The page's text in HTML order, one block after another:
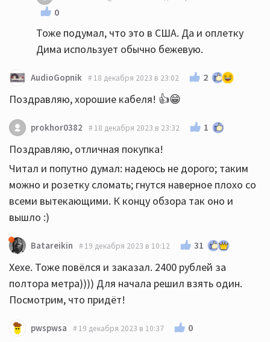
0
Тоже подумал, что это в США. Да и оплетку
Дима использует обычно бежевую.
AudioGopnik 18 декабря 2023 в 23:02 2
Поздравляю, хорошие кабеля! 👍😁
prokhor0382 18 декабря 2023 в 23:32 1
Поздравляю, отличная покупка!
Читал и попутно думал: надеюсь не дорого; таким
можно и розетку сломать; гнутся наверное плохо со
всеми вытекающими. К концу обзора так оно и
вышло :)
Batareikin 19 декабря 2023 в 10:12 31
Хехе. Тоже повёлся и заказал. 2400 рублей за
полтора метра)))) Для начала решил взять один.
Посмотрим, что придёт!
pwspwsa 19 декабря 2023 в 10:37 0